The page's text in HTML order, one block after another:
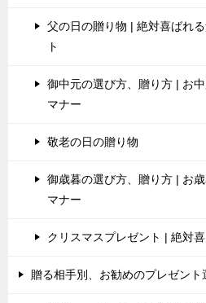
父の日の贈り物 | 絶対喜ばれ
ト
御中元の選び方、贈り方 | お
マナー
敬老の日の贈り物
御歳暮の選び方、贈り方 | お
マナー
クリスマスプレゼント | 絶対
贈る相手別、お勧めのプレゼント